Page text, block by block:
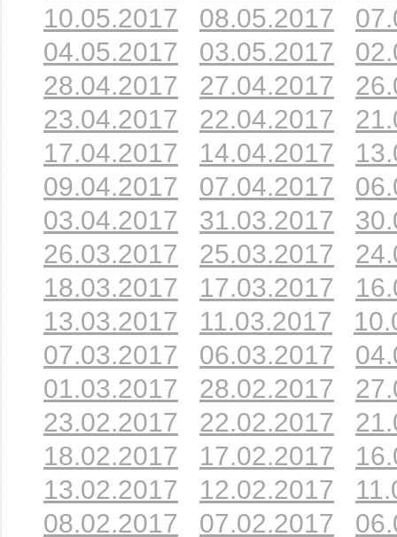
10.05.2017
08.05.2017
04.05.2017
03.05.2017
28.04.2017
27.04.2017
23.04.2017
22.04.2017
17.04.2017
14.04.2017
09.04.2017
07.04.2017
03.04.2017
31.03.2017
26.03.2017
25.03.2017
18.03.2017
17.03.2017
13.03.2017
11.03.2017
07.03.2017
06.03.2017
01.03.2017
28.02.2017
23.02.2017
22.02.2017
18.02.2017
17.02.2017
13.02.2017
12.02.2017
08.02.2017
07.02.2017